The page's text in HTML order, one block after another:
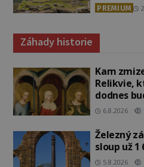
PREMIUM
Záhady historie
Kam
Relikvie,
dodnes
6.8.2026
Železný
sloup už 1
5.8.2026